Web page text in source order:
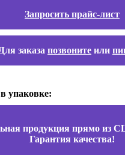
Запросить прайс-лист
Для заказа позвоните или
упаковке:
продукция прямо из
Гарантия качества!